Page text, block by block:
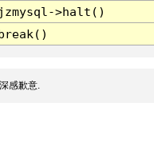
jzmysql->halt()
感歉意.